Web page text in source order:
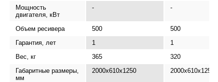
Мощность
двигателя, кВт
- -
Объем ресивера 500
500
Гарантия, лет
1
1
Вес, кг
365
320
Габаритные размеры,
мм
2000x610x1250 2000x610x1250